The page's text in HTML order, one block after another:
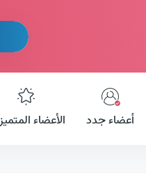
أعضاء جدد الأعضاء